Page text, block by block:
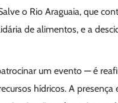
o Rio Araguaia, que
de alimentos, e a
um evento — é
hídricos. A presença